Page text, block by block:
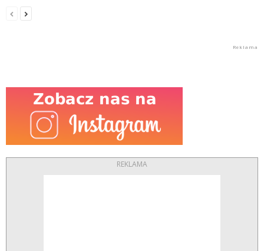
REKLAMA